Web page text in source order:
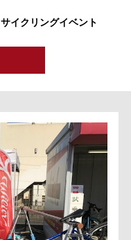
サイクリングイベント